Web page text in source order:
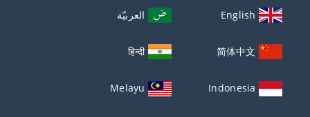
English العربيّة
简体中文
हिन्दी
Indonesia
Melayu